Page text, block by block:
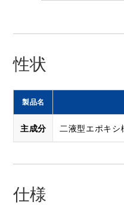
性状
製品名
主成分 二液型エポキシ
仕様